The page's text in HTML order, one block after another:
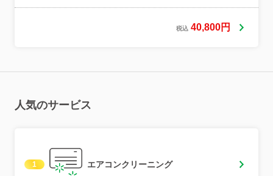
税込 40,800円
人気のサービス
1 エアコンクリーニング